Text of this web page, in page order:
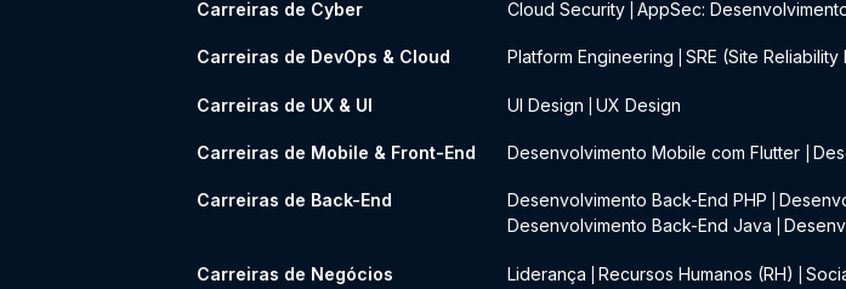
Carreiras de Cyber Cloud Security AppSec:
Carreiras de DevOps & Cloud Platform Engineering SRE (Site
Carreiras de UX & UI UI Design UX Design
Carreiras de Mobile & Front-End Desenvolvimento Mobile com Flutter
Carreiras de Back-End Desenvolvimento Back-End PHP
Desenvolvimento Back-End Java
Carreiras de Negócios Liderança Recursos Humanos (RH)